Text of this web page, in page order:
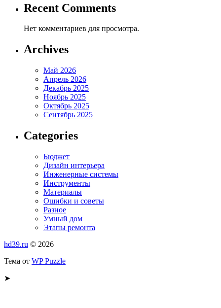
Recent Comments
Нет комментариев для просмотра.
Archives
Май 2026
Апрель 2026
Декабрь 2025
Ноябрь 2025
Октябрь 2025
Сентябрь 2025
Categories
Бюджет
Дизайн интерьера
Инженерные системы
Инструменты
Материалы
Ошибки и советы
Разное
Умный дом
Этапы ремонта
hd39.ru © 2026
Тема от WP Puzzle
➤